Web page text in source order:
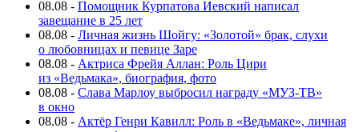
08.08 - Помощник Курпатова Иевский написал
завещание в 25 лет
08.08 - Личная жизнь Шойгу: «Золотой» брак, слухи
о любовницах и певице Заре
08.08 - Актриса Фрейя Аллан: Роль Цири
из «Ведьмака», биография, фото
08.08 - Слава Марлоу выбросил награду «МУЗ-ТВ»
в окно
08.08 - Актёр Генри Кавилл: Роль в «Ведьмаке», личная